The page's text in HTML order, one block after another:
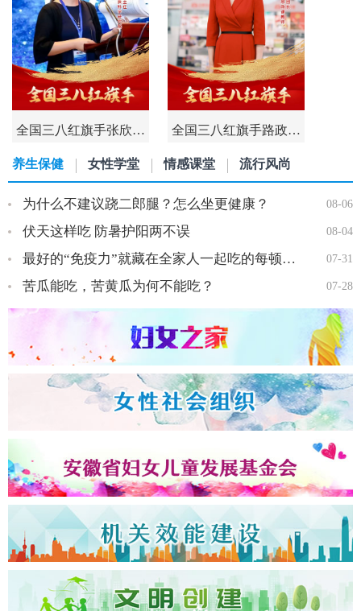
全国三八红旗手张欣… 全国三八红旗手路政…
全国三八红旗手王会知…
全国三八红旗手李丹…
养生保健 女性学堂 情感课堂 流行风尚
08-06
为什么不建议跷二郎腿？怎么坐更健康？
08-04
伏天这样吃 防暑护阳两不误
07-31
最好的“免疫力”就藏在全家人一起吃的每顿饭里…
07-28
苦瓜能吃，苦黄瓜为何不能吃？